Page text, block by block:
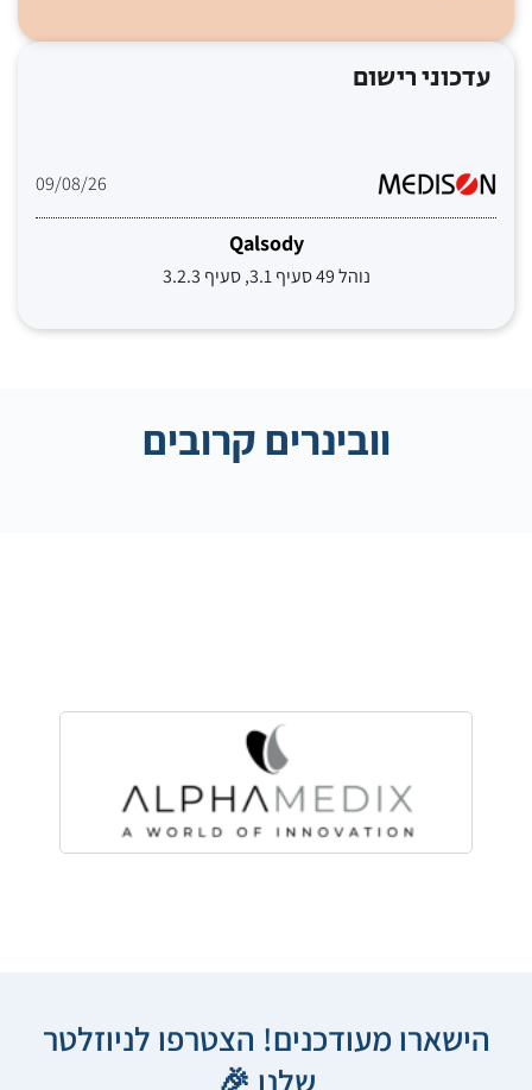
עדכוני רישום
09/08/26
Qalsody
נוהל 49 סעיף 3.1, סעיף 3.2.3
וובינרים קרובים
הישארו מעודכנים! הצטרפו לניוזלטר